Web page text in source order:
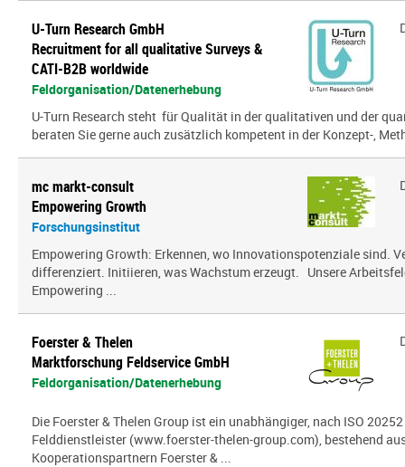
U-Turn Research GmbH
Recruitment for all qualitative Surveys &
CATI-B2B worldwide
Feldorganisation/Datenerhebung
U-Turn Research steht für Qualität in der qualitativen und der
beraten Sie gerne auch zusätzlich kompetent in der Konzept-,
mc markt-consult
Empowering Growth
Forschungsinstitut
Empowering Growth: Erkennen, wo Innovationspotenziale sind.
differenziert. Initiieren, was Wachstum erzeugt. Unsere
Empowering ...
Foerster & Thelen
Marktforschung Feldservice GmbH
Feldorganisation/Datenerhebung
Die Foerster & Thelen Group ist ein unabhängiger, nach ISO
Felddienstleister (www.foerster-thelen-group.com), bestehend
Kooperationspartnern Foerster & ...